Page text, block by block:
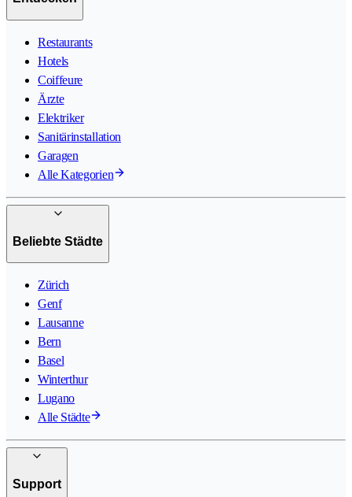
Restaurants
Hotels
Coiffeure
Ärzte
Elektriker
Sanitärinstallation
Garagen
Alle Kategorien
Beliebte Städte
Zürich
Genf
Lausanne
Bern
Basel
Winterthur
Lugano
Alle Städte
Support